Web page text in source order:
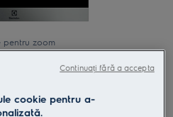
pentru zoom
cookie pentru a-
Continuați fără a accepta